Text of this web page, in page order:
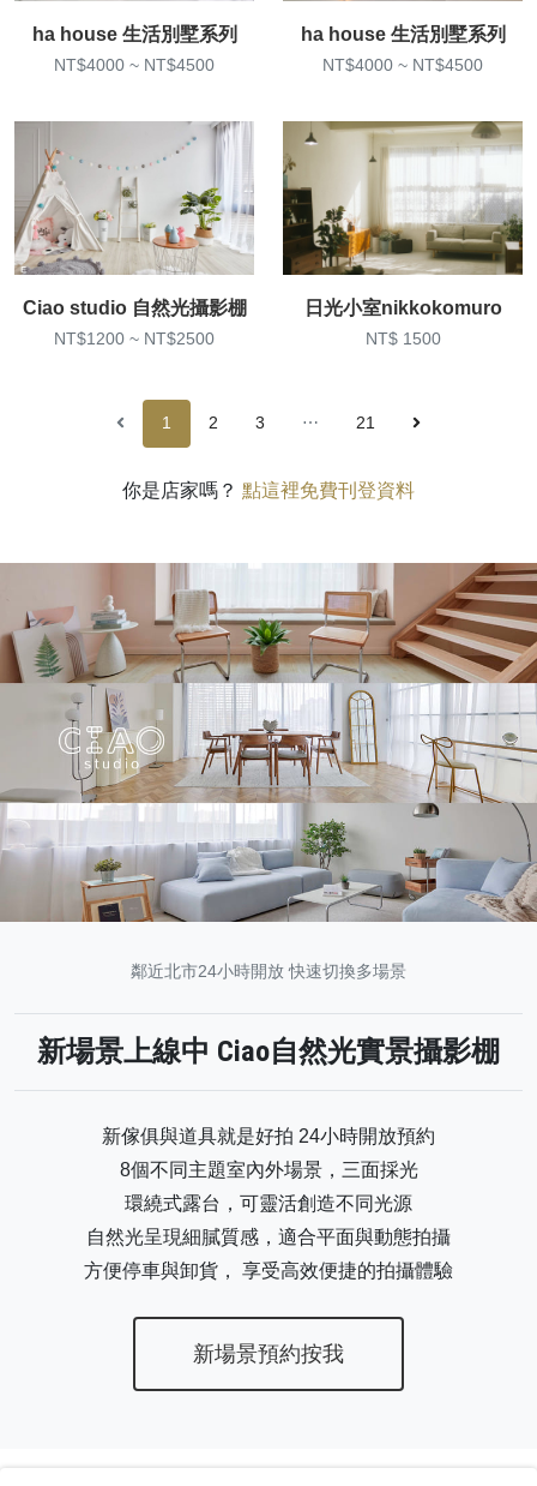
ha house 生活別墅系列
NT$4000 ~ NT$4500
ha house 生活別墅系列
NT$4000 ~ NT$4500
Ciao studio 自然光攝影棚
NT$1200 ~ NT$2500
日光小室nikkokomuro
NT$ 1500
1 2 3 ⋯ 21
你是店家嗎？ 點這裡免費刊登資料
鄰近北市24小時開放 快速切換多場景
新場景上線中 Ciao自然光實景攝影棚
新傢俱與道具就是好拍 24小時開放預約
8個不同主題室內外場景，三面採光
環繞式露台，可靈活創造不同光源
自然光呈現細膩質感，適合平面與動態拍攝
方便停車與卸貨， 享受高效便捷的拍攝體驗
新場景預約按我